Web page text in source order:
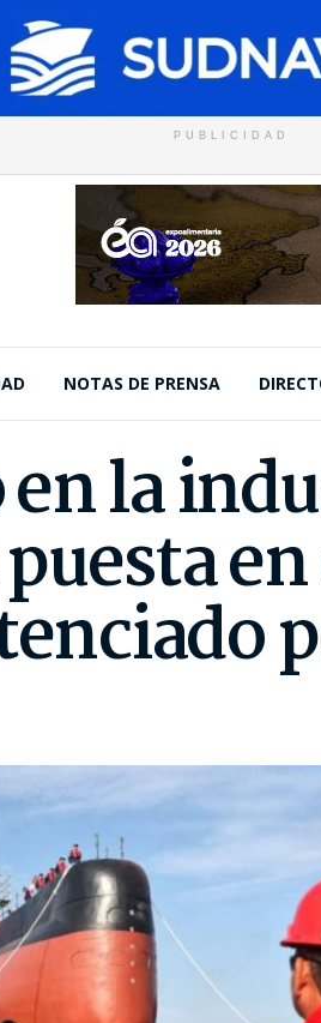
PUBLICIDAD
NOTAS DE PRENSA
la